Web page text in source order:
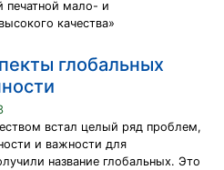
печатной мало- и
качества»
глобальных
встал целый ряд проблем,
и важности для
название глобальных. Это